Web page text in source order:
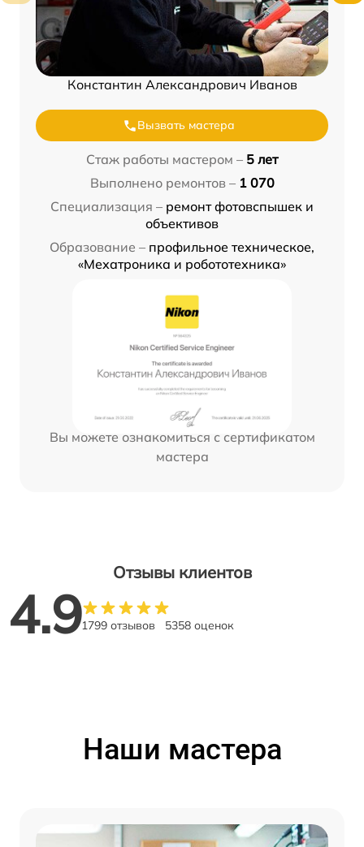
Константин Александрович Иванов
Вызвать мастера
Стаж работы мастером – 5 лет
Выполнено ремонтов – 1 070
Специализация – ремонт фотовспышек и
объективов
Образование – профильное техническое,
«Мехатроника и робототехника»
Вы можете ознакомиться с сертификатом
мастера
Отзывы клиентов
4.91799 отзывов 5358 оценок
Наши мастера